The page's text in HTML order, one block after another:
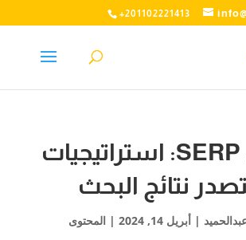
+201102221413
تحسين SERP: استراتيجيات
نتائج البحث
| أبريل 14, 2024 | المحتوى